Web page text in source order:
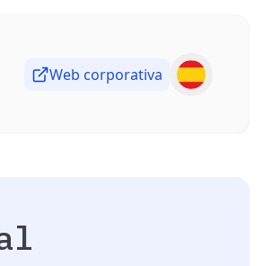
Web corporativa